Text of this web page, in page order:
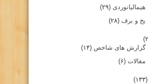
هیمالیانوردی (۲۹)
یخ و برف (۲۸)
گزارش های شاخص (۱۴)
مقالات (۶)
(۱۳۳)